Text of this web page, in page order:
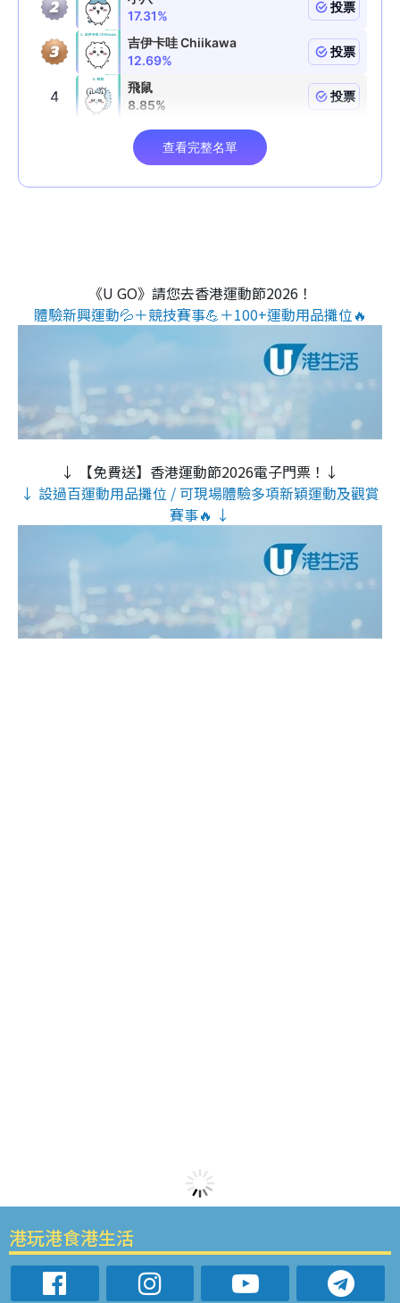
《U GO》請您去香港運動節2026！
體驗新興運動💦＋競技賽事💪＋100+運動用品攤位🔥
↓ 【免費送】香港運動節2026電子門票！↓
↓ 設過百運動用品攤位 / 可現場體驗多項新穎運動及觀賞
賽事🔥 ↓
港玩港食港生活